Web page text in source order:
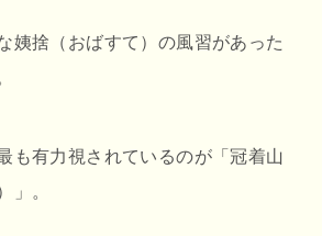
姨捨（おばすて）の風習があった
も有力視されているのが「冠着山
」。